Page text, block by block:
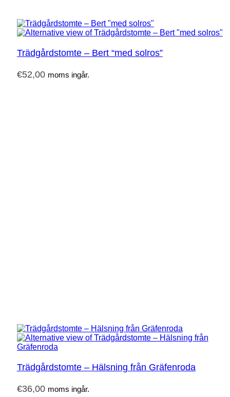
Trädgårdstomte – Bert “med solros”
€52,00 moms ingår.
Trädgårdstomte – Hälsning från Gräfenroda
€36,00 moms ingår.